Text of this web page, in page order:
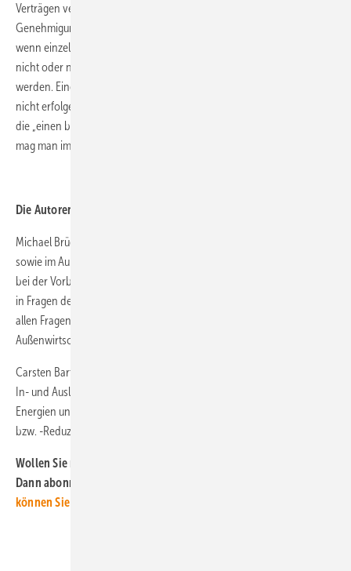
Verträgen vereinbarten Fristen und immissionsschutzrechtliche
Genehmigungen hat. Nicht abschließend geklärt ist, was passiert,
wenn einzelne Inhalte des EEG 21 von der Europäischen Kommission
nicht oder nur unter bestimmten Voraussetzungen genehmigt
werden. Eine Anwendung dieser Regelungen könne dann solange
nicht erfolgen, bis gesetzliche Änderungen vorgenommen werden,
die „einen beihilferechtskonformen Zustand“ herstellen. Aber daran
mag man im Moment gar nicht denken.
Die Autoren:
Michael Brüggemann ist Experte im Vergabe- und EU-Beihilferecht
sowie im Außenwirtschaftsrecht. Er berät sowohl die öffentliche Hand
bei der Vorbereitung und Durchführung von Vergabeverfahren bzw.
in Fragen des EU-Beihilferechts als auch private Unternehmen zu
allen Fragen des Vergabe-, EU-Beihilfe- sowie allgemeinen EU- und
Außenwirtschaftsrechts.
Carsten Bartholl hat Erfahrungen aus über 100 M&A-Transaktionen im
In- und Ausland, vor allem bei Projekten im Bereich Erneuerbarer
Energien und bei Investitionen in Technologien zur CO2-Vermeidung
bzw. -Reduzierung.
Wollen Sie neue Erkenntnisse zum Windrecht im Blick behalten?
Dann abonnieren Sie doch unseren kostenlosen Newsletter!
können Sie sich anmelden.